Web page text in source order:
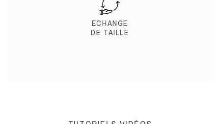
ECHANGE
DE TAILLE